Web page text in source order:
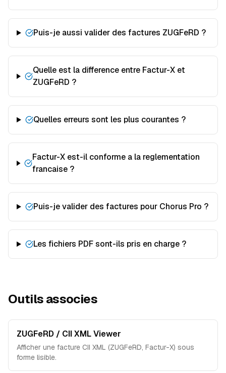
Puis-je aussi valider des factures ZUGFeRD ?
Quelle est la difference entre Factur-X et
ZUGFeRD ?
Quelles erreurs sont les plus courantes ?
Factur-X est-il conforme a la reglementation
francaise ?
Puis-je valider des factures pour Chorus Pro ?
Les fichiers PDF sont-ils pris en charge ?
Outils associes
ZUGFeRD / CII XML Viewer
Afficher une facture CII XML (ZUGFeRD, Factur-X) sous
forme lisible.